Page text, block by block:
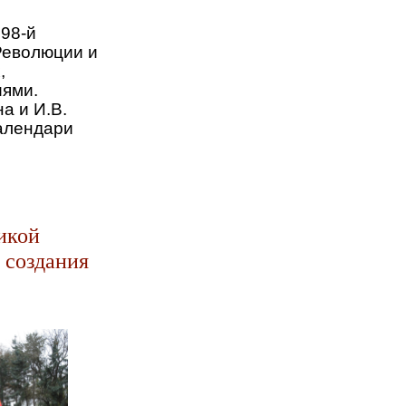
й
и
и И.В.